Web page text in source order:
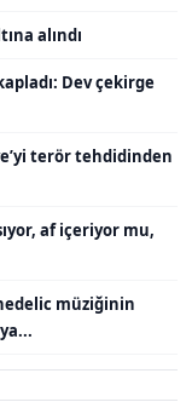
alındı
Dev çekirge
terör tehdidinden
af içeriyor mu,
müziğinin